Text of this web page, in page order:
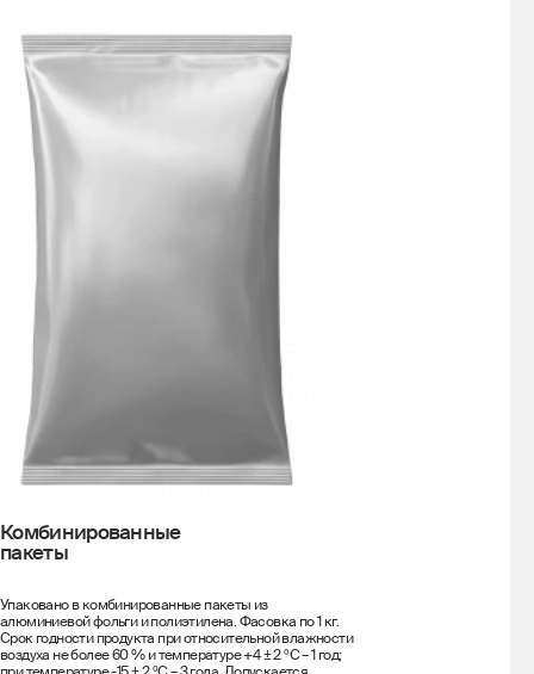
Комбинированные
пакеты
Упаковано в комбинированные пакеты из
алюминиевой фольги и полиэтилена. Фасовка по 1 кг.
Срок годности продукта при относительной влажности
воздуха не более 60 % и температуре +4 ± 2 ºС – 1 год;